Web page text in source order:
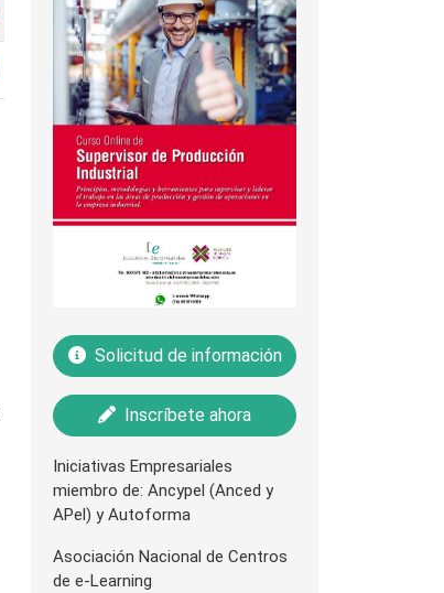
Solicitud de información
Inscríbete ahora
Iniciativas Empresariales
miembro de: Ancypel (Anced y
APel) y Autoforma
Asociación Nacional de Centros
de e-Learning